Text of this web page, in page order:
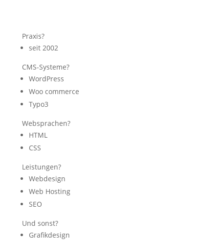
Praxis?
seit 2002
CMS-Systeme?
WordPress
Woo commerce
Typo3
Websprachen?
HTML
CSS
Leistungen?
Webdesign
Web Hosting
SEO
Und sonst?
Grafikdesign